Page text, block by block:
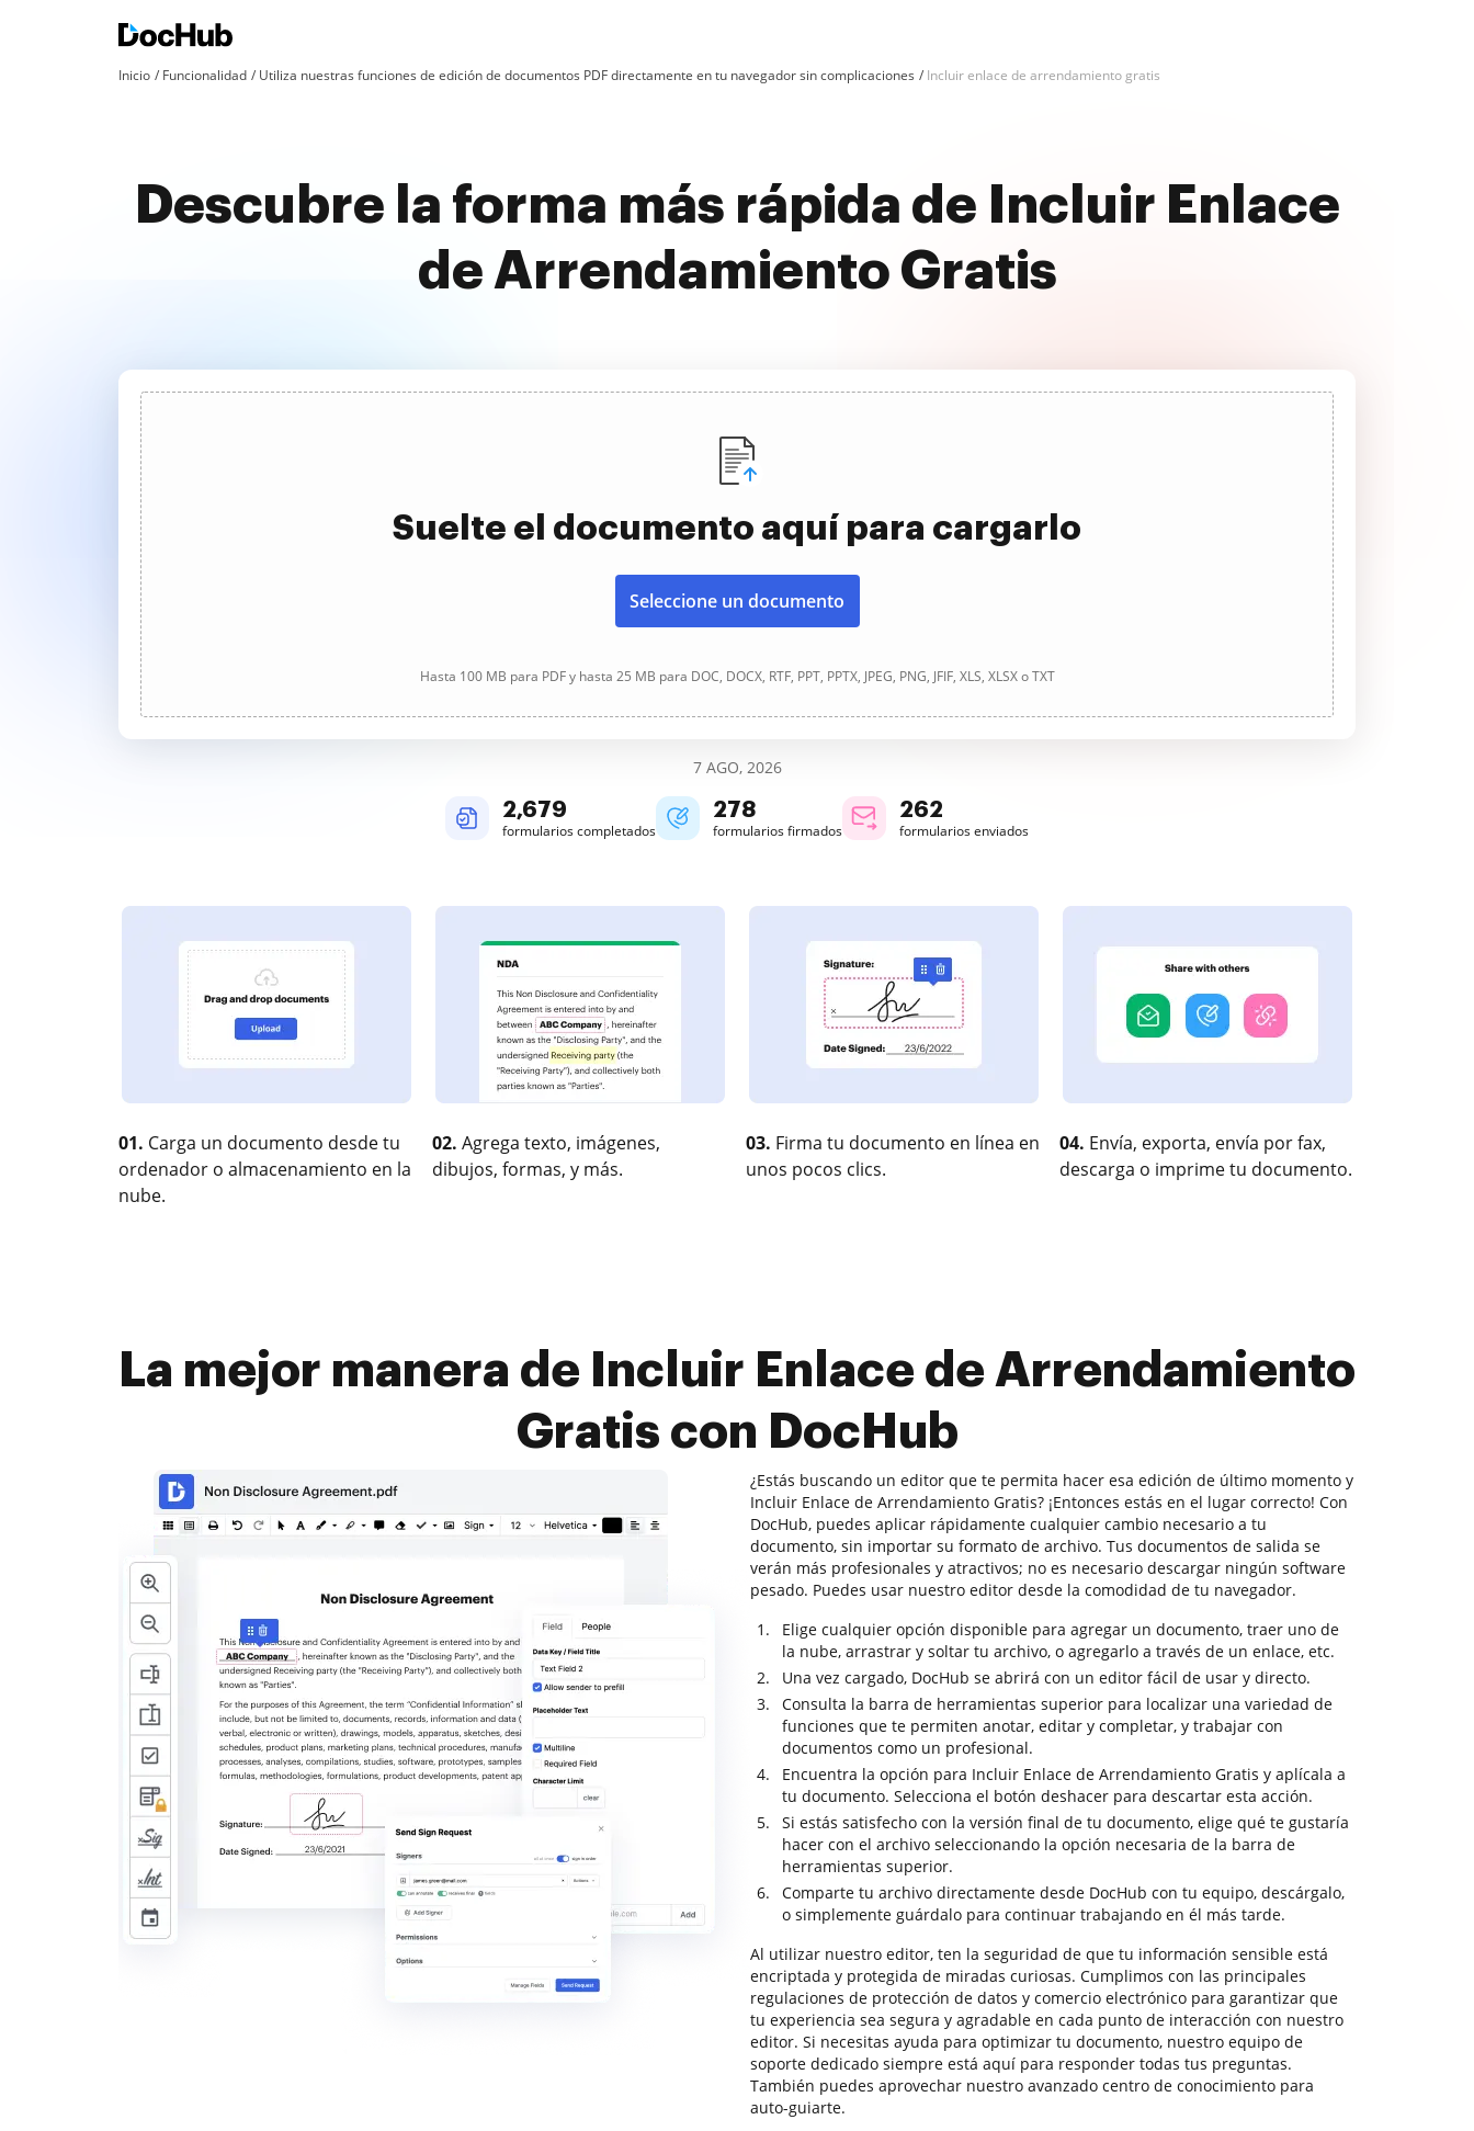
Inicio Funcionalidad Utiliza nuestras funciones de edición de documentos PDF directamente en tu navegador sin complicaciones Incluir enlace de arrendamiento gratis
Descubre la forma más rápida de Incluir Enlace
de Arrendamiento Gratis
Suelte el documento aquí para cargarlo
Seleccione un documento
Hasta 100 MB para PDF y hasta 25 MB para DOC, DOCX, RTF, PPT, PPTX, JPEG, PNG, JFIF, XLS, XLSX o TXT
7 AGO, 2026
2,679
formularios completados
278
formularios firmados
262
formularios enviados
01. Carga un documento desde tu
ordenador o almacenamiento en la
nube.
02. Agrega texto, imágenes,
dibujos, formas, y más.
03. Firma tu documento en línea en
unos pocos clics.
04. Envía, exporta, envía por fax,
descarga o imprime tu documento.
La mejor manera de Incluir Enlace de Arrendamiento
Gratis con DocHub
¿Estás buscando un editor que te permita hacer esa edición de último momento y
Incluir Enlace de Arrendamiento Gratis? ¡Entonces estás en el lugar correcto! Con
DocHub, puedes aplicar rápidamente cualquier cambio necesario a tu
documento, sin importar su formato de archivo. Tus documentos de salida se
verán más profesionales y atractivos; no es necesario descargar ningún software
pesado. Puedes usar nuestro editor desde la comodidad de tu navegador.
Elige cualquier opción disponible para agregar un documento, traer uno de
la nube, arrastrar y soltar tu archivo, o agregarlo a través de un enlace, etc.
Una vez cargado, DocHub se abrirá con un editor fácil de usar y directo.
Consulta la barra de herramientas superior para localizar una variedad de
funciones que te permiten anotar, editar y completar, y trabajar con
documentos como un profesional.
Encuentra la opción para Incluir Enlace de Arrendamiento Gratis y aplícala a
tu documento. Selecciona el botón deshacer para descartar esta acción.
Si estás satisfecho con la versión final de tu documento, elige qué te gustaría
hacer con el archivo seleccionando la opción necesaria de la barra de
herramientas superior.
Comparte tu archivo directamente desde DocHub con tu equipo, descárgalo,
o simplemente guárdalo para continuar trabajando en él más tarde.
Al utilizar nuestro editor, ten la seguridad de que tu información sensible está
encriptada y protegida de miradas curiosas. Cumplimos con las principales
regulaciones de protección de datos y comercio electrónico para garantizar que
tu experiencia sea segura y agradable en cada punto de interacción con nuestro
editor. Si necesitas ayuda para optimizar tu documento, nuestro equipo de
soporte dedicado siempre está aquí para responder todas tus preguntas.
También puedes aprovechar nuestro avanzado centro de conocimiento para
auto-guiarte.